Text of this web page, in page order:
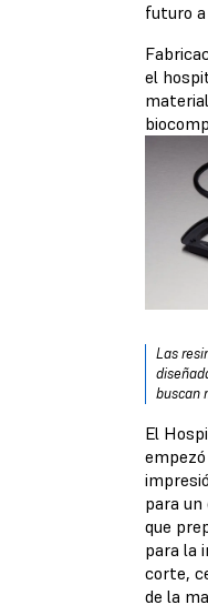
futuro
el
Las
buscan
El
para un
que
para la
corte,
de la